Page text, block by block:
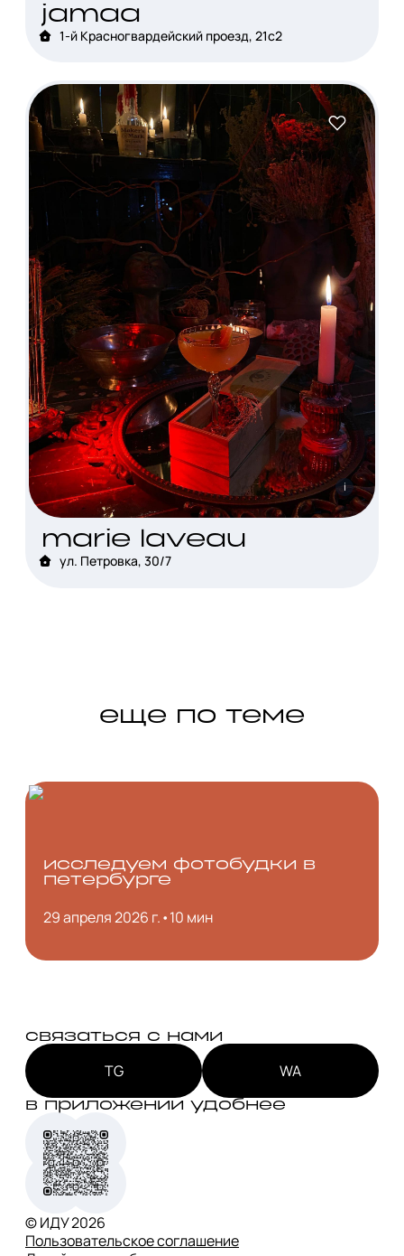
jamaa
1-й Красногвардейский проезд, 21с2
i
marie laveau
ул. Петровка, 30/7
еще по теме
исследуем фотобудки в
петербурге
29 апреля 2026 г.•10 мин
связаться с нами
TG WA
в приложении удобнее
© ИДУ2026
Пользовательское соглашение